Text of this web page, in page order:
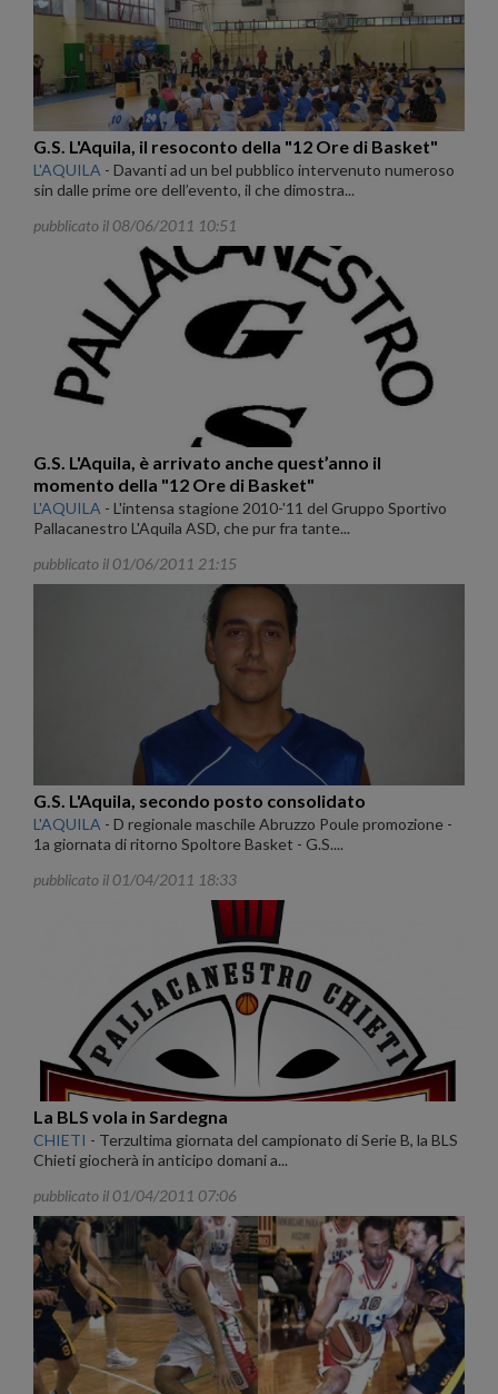
G.S. L'Aquila, il resoconto della "12 Ore di Basket"
L'AQUILA - Davanti ad un bel pubblico intervenuto numeroso
sin dalle prime ore dell’evento, il che dimostra...
pubblicato il 08/06/2011 10:51
G.S. L'Aquila, è arrivato anche quest’anno il
momento della "12 Ore di Basket"
L'AQUILA - L'intensa stagione 2010-'11 del Gruppo Sportivo
Pallacanestro L'Aquila ASD, che pur fra tante...
pubblicato il 01/06/2011 21:15
G.S. L'Aquila, secondo posto consolidato
L'AQUILA - D regionale maschile Abruzzo Poule promozione -
1a giornata di ritorno Spoltore Basket - G.S....
pubblicato il 01/04/2011 18:33
La BLS vola in Sardegna
CHIETI - Terzultima giornata del campionato di Serie B, la BLS
Chieti giocherà in anticipo domani a...
pubblicato il 01/04/2011 07:06